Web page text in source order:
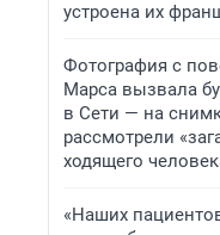
устроена их
Фотография с
Марса вызвала
в Сети — на
рассмотрели
ходящего
«Наших